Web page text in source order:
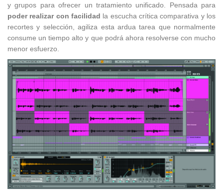
y grupos para ofrecer un tratamiento unificado. Pensada para
poder realizar con facilidad la escucha crítica comparativa y los
recortes y selección, agiliza esta ardua tarea que normalmente
consume un tiempo alto y que podrá ahora resolverse con mucho
menor esfuerzo.